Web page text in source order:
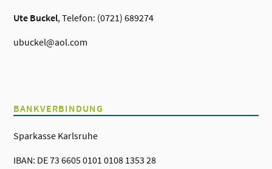
Ute Buckel, Telefon: (0721) 689274
ubuckel@aol.com
BANKVERBINDUNG
Sparkasse Karlsruhe
IBAN: DE 73 6605 0101 0108 1353 28